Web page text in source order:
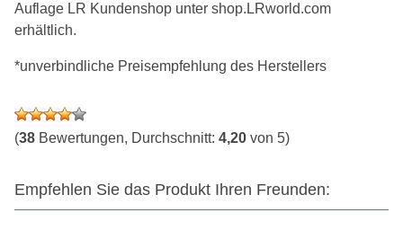
Auflage LR Kundenshop unter shop.LRworld.com
erhältlich.
*unverbindliche Preisempfehlung des Herstellers
(38 Bewertungen, Durchschnitt: 4,20 von 5)
Empfehlen Sie das Produkt Ihren Freunden: